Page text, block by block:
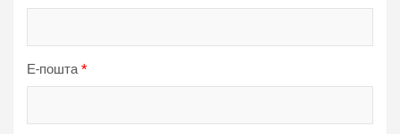
Е-пошта*